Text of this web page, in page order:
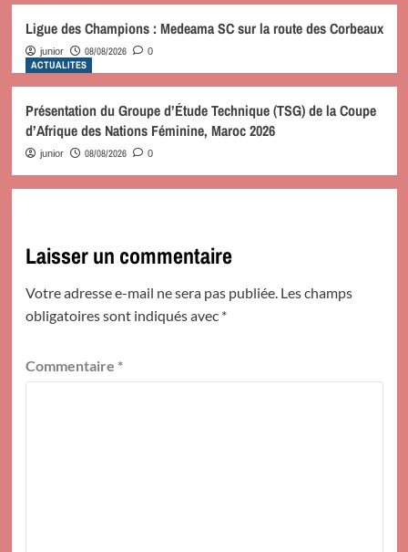
Ligue des Champions : Medeama SC sur la route des Corbeaux
junior 08/08/2026 0
ACTUALITES
Présentation du Groupe d’Étude Technique (TSG) de la Coupe
d’Afrique des Nations Féminine, Maroc 2026
junior 08/08/2026 0
Laisser un commentaire
Votre adresse e-mail ne sera pas publiée. Les champs
obligatoires sont indiqués avec *
Commentaire *